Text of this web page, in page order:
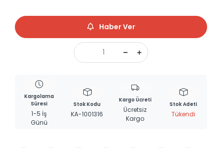
Haber Ver
Kargolama
Süresi
1-5 İş
Günü
Stok Kodu
KA-1001316
Kargo Ücreti
Ücretsiz
Kargo
Stok Adeti
Tükendi